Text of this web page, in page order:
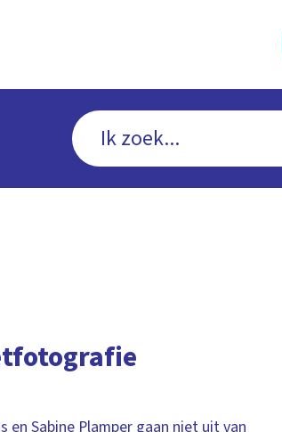
en Sabine Plamper gaan niet uit van